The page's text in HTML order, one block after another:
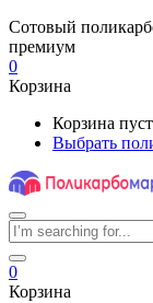
Сотовый
премиум
0
Корзина
Корзина
Выбрать
0
Корзина